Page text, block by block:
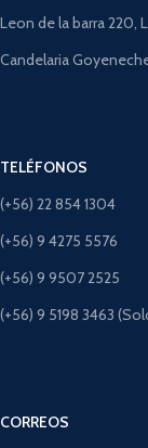
Leon de la barra 220,
Candelaria
TELÉFONOS
(+56) 22 854 1304
(+56) 9 4275 5576
(+56) 9 9507 2525
(+56) 9 5198 3463
CORREOS